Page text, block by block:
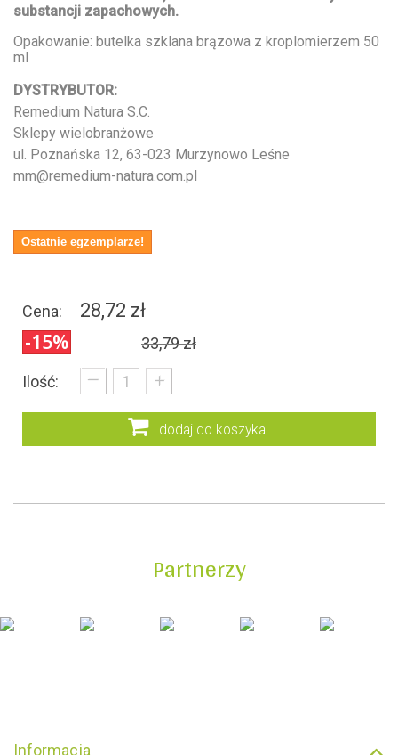
substancji zapachowych.
Opakowanie: butelka szklana brązowa z kroplomierzem 50
ml
DYSTRYBUTOR:
Remedium Natura S.C.
Sklepy wielobranżowe
ul. Poznańska 12, 63-023 Murzynowo Leśne
mm@remedium-natura.com.pl
Ostatnie egzemplarze!
Cena: 28,72 zł
-15% 33,79 zł
Ilość:
_ +
dodaj do koszyka
Partnerzy
Informacja